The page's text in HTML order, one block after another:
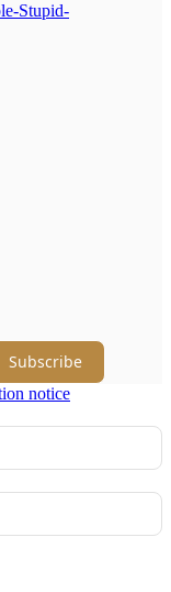
Stupid-
Subscribe
notice